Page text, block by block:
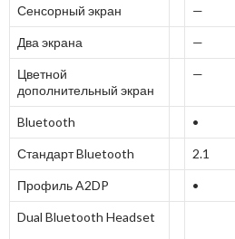
Сенсорный экран —
Два экрана —
Цветной
дополнительный экран
—
Bluetooth •
Стандарт Bluetooth 2.1
Профиль A2DP •
Dual Bluetooth Headset